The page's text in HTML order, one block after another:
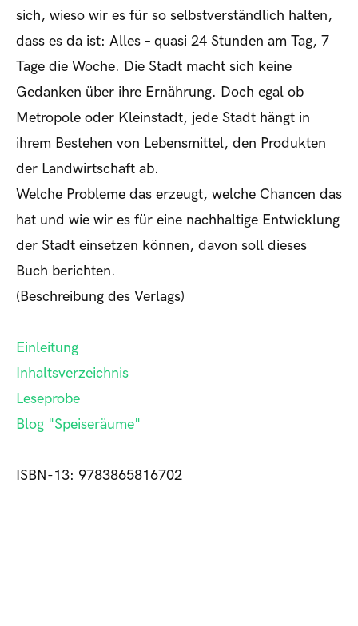
sich, wieso wir es für so selbstverständlich halten,
dass es da ist: Alles – quasi 24 Stunden am Tag, 7
Tage die Woche. Die Stadt macht sich keine
Gedanken über ihre Ernährung. Doch egal ob
Metropole oder Kleinstadt, jede Stadt hängt in
ihrem Bestehen von Lebensmittel, den Produkten
der Landwirtschaft ab.
Welche Probleme das erzeugt, welche Chancen das
hat und wie wir es für eine nachhaltige Entwicklung
der Stadt einsetzen können, davon soll dieses
Buch berichten.
(Beschreibung des Verlags)
Einleitung
Inhaltsverzeichnis
Leseprobe
Blog "Speiseräume"
ISBN-13: 9783865816702